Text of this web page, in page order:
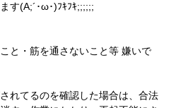
す(A;´･ω･)ﾌｷﾌｷ;;;;;;
と・筋を通さないこと等 嫌いで
れてるのを確認した場合は、合法